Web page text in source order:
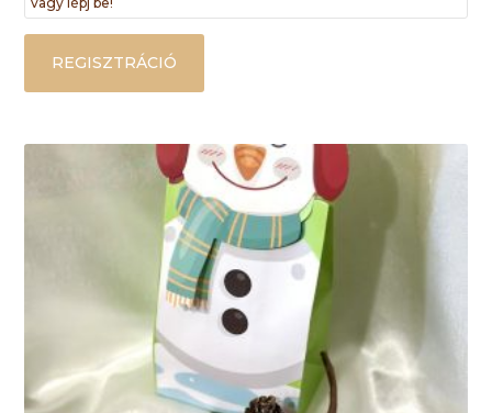
REGISZTRÁCIÓ